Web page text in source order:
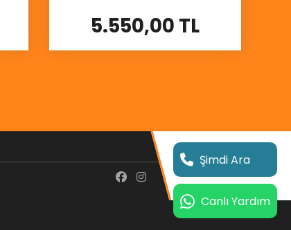
5.550,00 TL
İncele
Şimdi Ara
Canlı Yardım